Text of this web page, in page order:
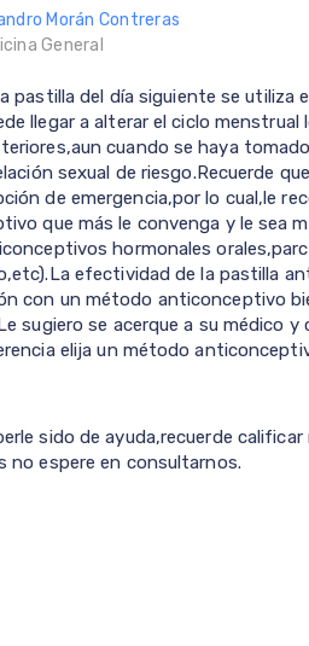
Morán Contreras
General
pastilla del día siguiente se utiliza
llegar a alterar el ciclo
cuando se haya
sexual de riesgo.Recuerde
de emergencia,por lo cual,le
que más le convenga y le sea
hormonales
efectividad de la pastilla
con un método anticonceptivo
sugiero se acerque a su médico
elija un método
sido de ayuda,recuerde
no espere en consultarnos.